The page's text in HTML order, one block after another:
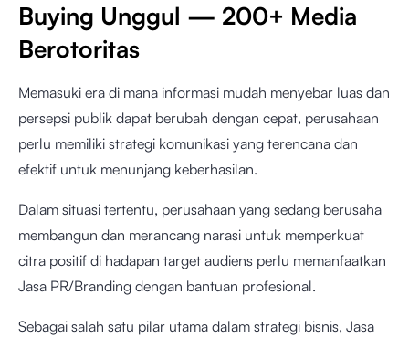
Buying Unggul — 200+ Media
Berotoritas
Memasuki era di mana informasi mudah menyebar luas dan
persepsi publik dapat berubah dengan cepat, perusahaan
perlu memiliki strategi komunikasi yang terencana dan
efektif untuk menunjang keberhasilan.
Dalam situasi tertentu, perusahaan yang sedang berusaha
membangun dan merancang narasi untuk memperkuat
citra positif di hadapan target audiens perlu memanfaatkan
Jasa PR/Branding dengan bantuan profesional.
Sebagai salah satu pilar utama dalam strategi bisnis, Jasa